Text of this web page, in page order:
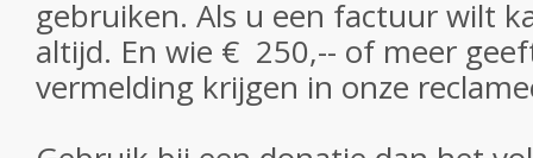
gebruiken. Als u een factuur wilt
altijd. En wie € 250,-- of meer
vermelding krijgen in onze